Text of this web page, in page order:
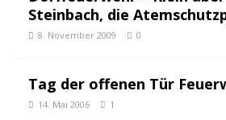
Steinbach, die
8. November 2009 0
Tag der offenen Tür
14. Mai 2006 1